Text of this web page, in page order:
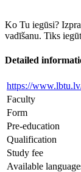
Ko Tu iegūsi?
vadīšanu. Tiks
Detailed
https://
Faculty
Form
Pre-education
Qualification
Study fee
Available